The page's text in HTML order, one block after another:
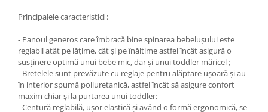
Principalele caracteristici :
- Panoul generos care îmbracă bine spinarea bebelușului este
reglabil atât pe lățime, cât și pe înăltime astfel încât asigură o
susținere optimă unui bebe mic, dar și unui toddler măricel ;
- Bretelele sunt prevăzute cu reglaje pentru alăptare ușoară și au
în interior spumă poliuretanică, astfel încât să asigure confort
maxim chiar și la purtarea unui toddler;
- Centură reglabilă, ușor elastică și având o formă ergonomică, se